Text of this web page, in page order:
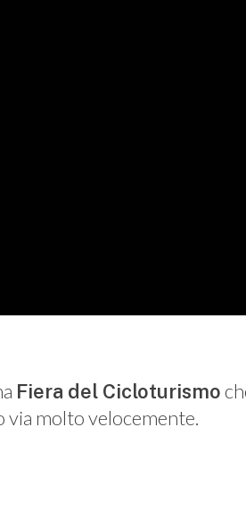
Fiera del Cicloturismo
via molto velocemente.